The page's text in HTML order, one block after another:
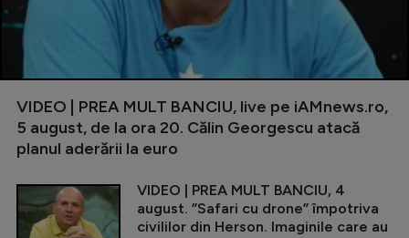
VIDEO | PREA MULT BANCIU, live pe iAMnews.ro,
5 august, de la ora 20. Călin Georgescu atacă
planul aderării la euro
VIDEO | PREA MULT BANCIU, 4
august. ”Safari cu drone” împotriva
civililor din Herson. Imaginile care au